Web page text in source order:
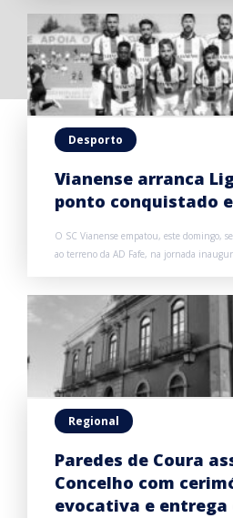
Desporto
Vianense arranca
ponto conquistado
O SC Vianense empatou, este domingo,
ao terreno da AD Fafe, na jornada
Regional
Paredes de Coura
Concelho com
evocativa e entrega